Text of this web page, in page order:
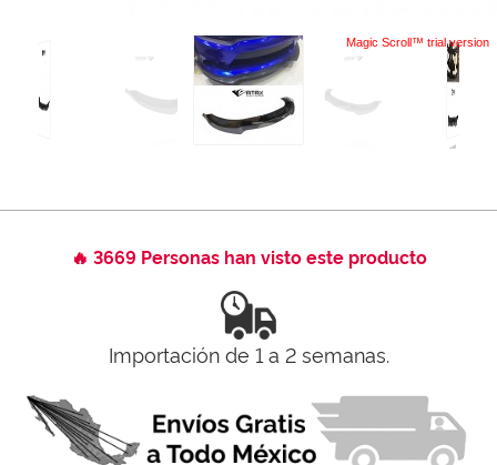
Magic Scroll™ trial version
🔥 3669 Personas han visto este producto
Importación de 1 a 2 semanas.